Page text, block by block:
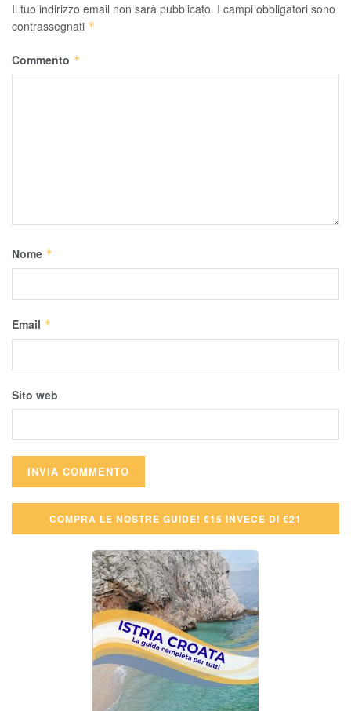
Il tuo indirizzo email non sarà pubblicato. I campi obbligatori sono
contrassegnati *
Commento *
Nome *
Email *
Sito web
COMPRA LE NOSTRE GUIDE! €15 INVECE DI €21